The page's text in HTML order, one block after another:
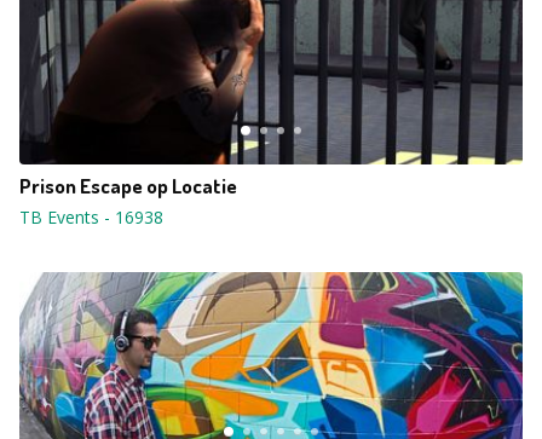
Prison Escape op Locatie
TB Events - 16938